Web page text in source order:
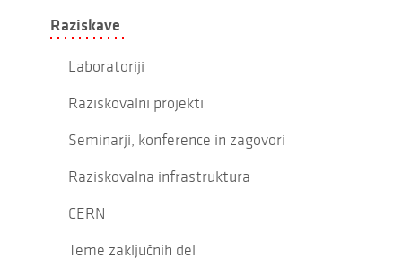
Raziskave
Laboratoriji
Raziskovalni projekti
Seminarji, konference in zagovori
Raziskovalna infrastruktura
CERN
Teme zaključnih del